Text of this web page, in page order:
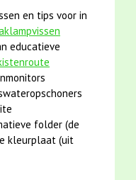
en tips voor in
educatieve
folder (de
kleurplaat (uit